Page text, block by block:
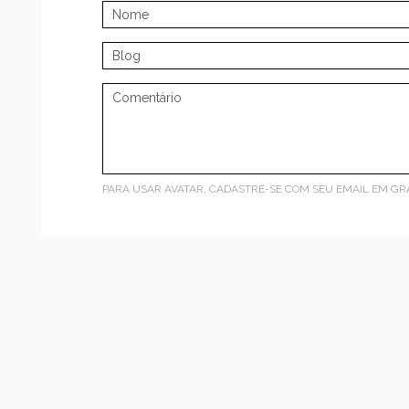
PARA USAR AVATAR, CADASTRE-SE COM SEU EMAIL EM